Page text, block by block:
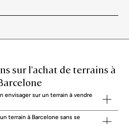
terrain « intéressant »
raconter deux histoires très
(résidence principale, pied-à-terre,
le niveau de flexibilité sur
budget de travaux.
gabarit, retraits, alignements,
: accès, vues protégées, mitoyenneté,
techniques.
sur l'achat de terrains à
envisager sur un terrain à vendre
terrain à Barcelone sans se